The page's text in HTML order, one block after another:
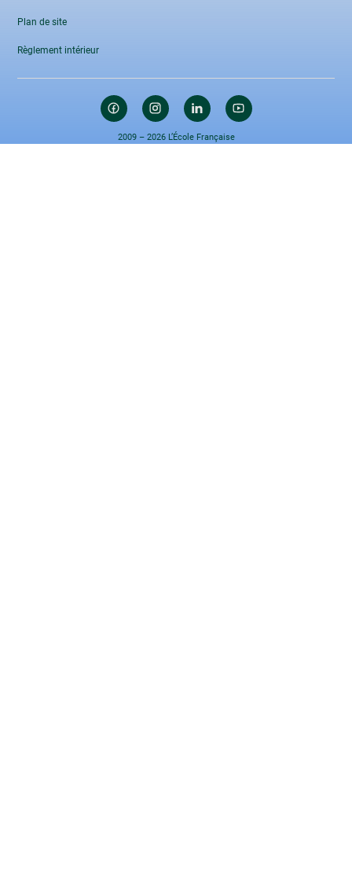
Plan de site
Règlement intérieur
2009 – 2026 L’École Française